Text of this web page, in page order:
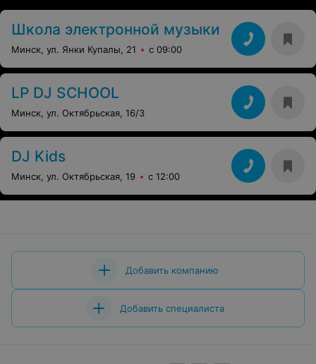
Школа электронной музыки
Минск, ул. Янки Купалы, 21 с 09:00
LP DJ SCHOOL
Минск, ул. Октябрьская, 16/3
DJ Kids
Минск, ул. Октябрьская, 19 с 12:00
Добавить компанию
Добавить специалиста